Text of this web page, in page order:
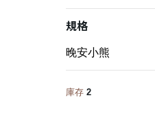
規格
庫存 2